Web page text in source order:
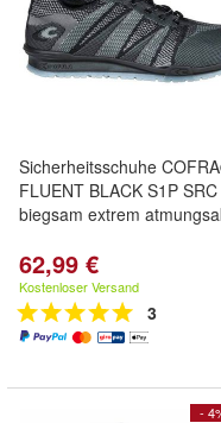
Sicherheitsschuhe
FLUENT BLACK S1P SRC
biegsam extrem
62,99 €
Kostenloser Versand
3
-